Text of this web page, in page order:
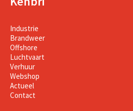
Industrie
Brandweer
Offshore
Luchtvaart
Verhuur
Webshop
Actueel
Contact